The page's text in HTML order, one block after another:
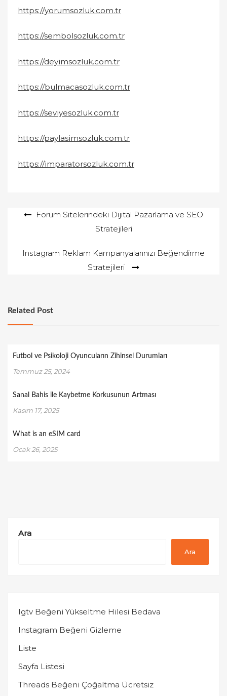
https://yorumsozluk.com.tr
https://sembolsozluk.com.tr
https://deyimsozluk.com.tr
https://bulmacasozluk.com.tr
https://seviyesozluk.com.tr
https://paylasimsozluk.com.tr
https://imparatorsozluk.com.tr
Yazı
Forum Sitelerindeki Dijital Pazarlama ve SEO
Stratejileri
Instagram Reklam Kampanyalarınızı Beğendirme
Stratejileri
Related Post
Futbol ve Psikoloji Oyuncuların Zihinsel Durumları
Temmuz 25, 2024
Sanal Bahis ile Kaybetme Korkusunun Artması
Kasım 17, 2025
What is an eSIM card
Ocak 26, 2025
Ara
Ara
Igtv Beğeni Yükseltme Hilesi Bedava
Instagram Beğeni Gizleme
Liste
Sayfa Listesi
Threads Beğeni Çoğaltma Ücretsiz